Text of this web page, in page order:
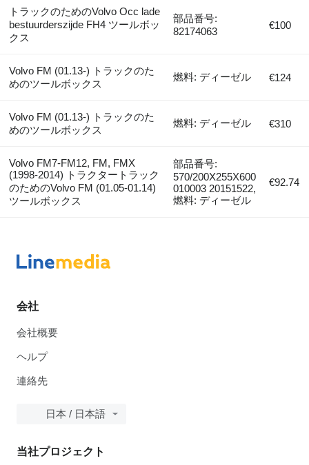
トラックのためのVolvo Occ lade
bestuurderszijde FH4 ツールボッ
クス
部品番号:
82174063
€100
Volvo FM (01.13-) トラックのた
めのツールボックス
燃料: ディーゼル €124
Volvo FM (01.13-) トラックのた
めのツールボックス
燃料: ディーゼル €310
Volvo FM7-FM12, FM, FMX
(1998-2014) トラクタートラック
のためのVolvo FM (01.05-01.14)
ツールボックス
部品番号:
570/200X255X600
010003 20151522,
燃料: ディーゼル
€92.74
会社
会社概要
ヘルプ
連絡先
日本 / 日本語
当社プロジェクト